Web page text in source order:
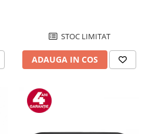
STOC LIMITAT
ADAUGA IN COS